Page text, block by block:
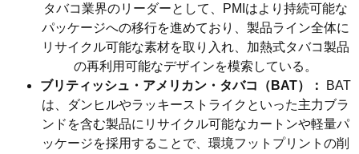
タバコ業界のリーダーとして、PMIはより持続可能な
パッケージへの移行を進めており、製品ライン全体に
リサイクル可能な素材を取り入れ、加熱式タバコ製品
の再利用可能なデザインを模索している。
ブリティッシュ・アメリカン・タバコ（BAT）：
BAT
は、ダンヒルやラッキーストライクといった主力ブラ
ンドを含む製品にリサイクル可能なカートンや軽量パ
ッケージを採用することで、環境フットプリントの削